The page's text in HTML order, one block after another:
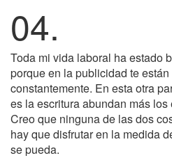
04.
Toda mi vida laboral ha estado
porque en la publicidad te
constantemente. En esta otra
es la escritura abundan más
Creo que ninguna de las dos
hay que disfrutar en la medida
se pueda.